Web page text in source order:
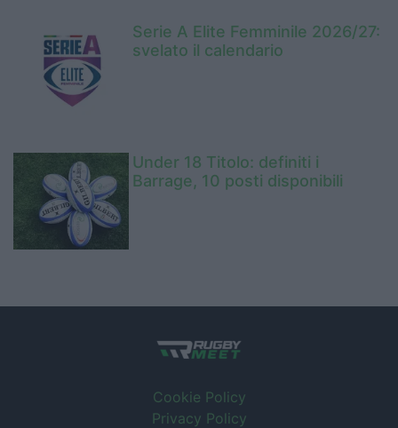
Serie A Elite Femminile 2026/27:
svelato il calendario
Under 18 Titolo: definiti i
Barrage, 10 posti disponibili
Cookie Policy
Privacy Policy